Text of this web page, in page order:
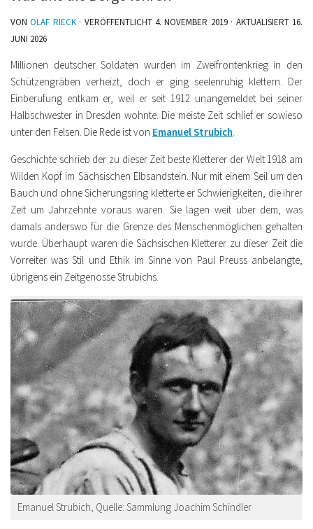
VONOLAF RIECK · VERÖFFENTLICHT4. NOVEMBER 2019· AKTUALISIERT 16.
JUNI 2026
Millionen deutscher Soldaten wurden im Zweifrontenkrieg in den
Schützengräben verheizt, doch er ging seelenruhig klettern. Der
Einberufung entkam er, weil er seit 1912 unangemeldet bei seiner
Halbschwester in Dresden wohnte. Die meiste Zeit schlief er sowieso
unter den Felsen. Die Rede ist von Emanuel Strubich.
Geschichte schrieb der zu dieser Zeit beste Kletterer der Welt 1918 am
Wilden Kopf im Sächsischen Elbsandstein. Nur mit einem Seil um den
Bauch und ohne Sicherungsring kletterte er Schwierigkeiten, die ihrer
Zeit um Jahrzehnte voraus waren. Sie lagen weit über dem, was
damals anderswo für die Grenze des Menschenmöglichen gehalten
wurde. Überhaupt waren die Sächsischen Kletterer zu dieser Zeit die
Vorreiter was Stil und Ethik im Sinne von Paul Preuss anbelangte,
übrigens ein Zeitgenosse Strubichs.
Emanuel Strubich, Quelle: Sammlung Joachim Schindler